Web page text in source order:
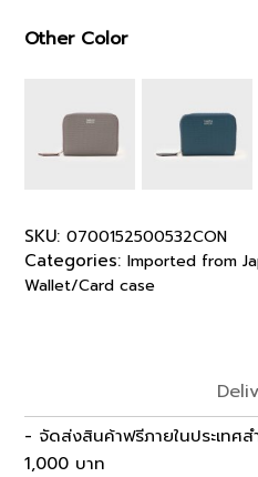
Other Color
SKU: 0700152500532CON
Categories: Imported from
Wallet/Card case
- จัดส่งสินค้าฟรีภายในประเทศ
1,000 บาท